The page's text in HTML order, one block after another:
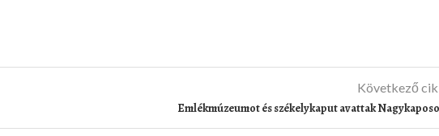
Következő
Emlékmúzeumot és székelykaput avattak